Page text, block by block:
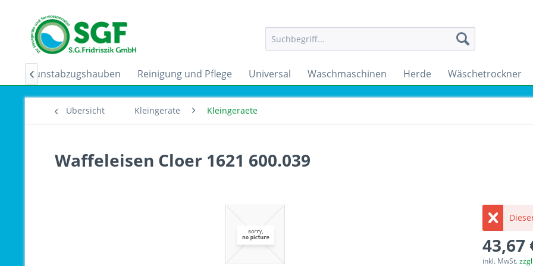
Dunstabzugshauben Reinigung und Pflege Universal Waschmaschinen Herde Wäschetrockner

Übersicht Kleingeräte Kleingeraete
Waffeleisen Cloer 1621 600.039
43,67
inkl. MwSt.